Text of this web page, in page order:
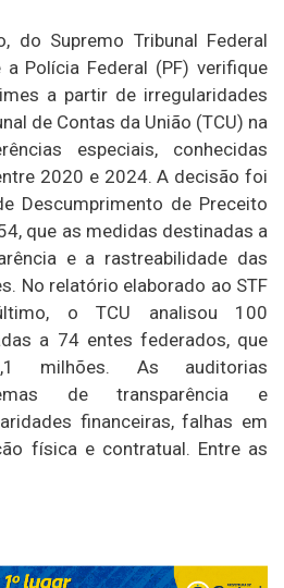
do Supremo Tribunal Federal
a Polícia Federal (PF) verifique
a partir de irregularidades
de Contas da União (TCU) na
especiais, conhecidas
2020 e 2024. A decisão foi
Descumprimento de Preceito
que as medidas destinadas a
e a rastreabilidade das
No relatório elaborado ao STF
o TCU analisou 100
a 74 entes federados, que
milhões. As auditorias
de transparência e
financeiras, falhas em
física e contratual. Entre as